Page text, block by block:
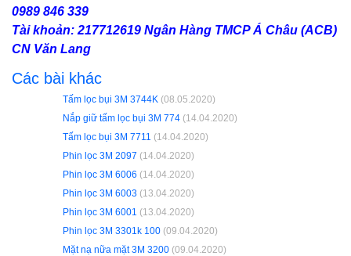
0989 846 339
Tài khoản: 217712619 Ngân Hàng TMCP Á Châu (ACB)
CN Văn Lang
Các bài khác
Tấm lọc bụi 3M 3744K (08.05.2020)
Nắp giữ tấm lọc bụi 3M 774 (14.04.2020)
Tấm lọc bụi 3M 7711 (14.04.2020)
Phin lọc 3M 2097 (14.04.2020)
Phin lọc 3M 6006 (14.04.2020)
Phin lọc 3M 6003 (13.04.2020)
Phin lọc 3M 6001 (13.04.2020)
Phin lọc 3M 3301k 100 (09.04.2020)
Mặt nạ nữa mặt 3M 3200 (09.04.2020)